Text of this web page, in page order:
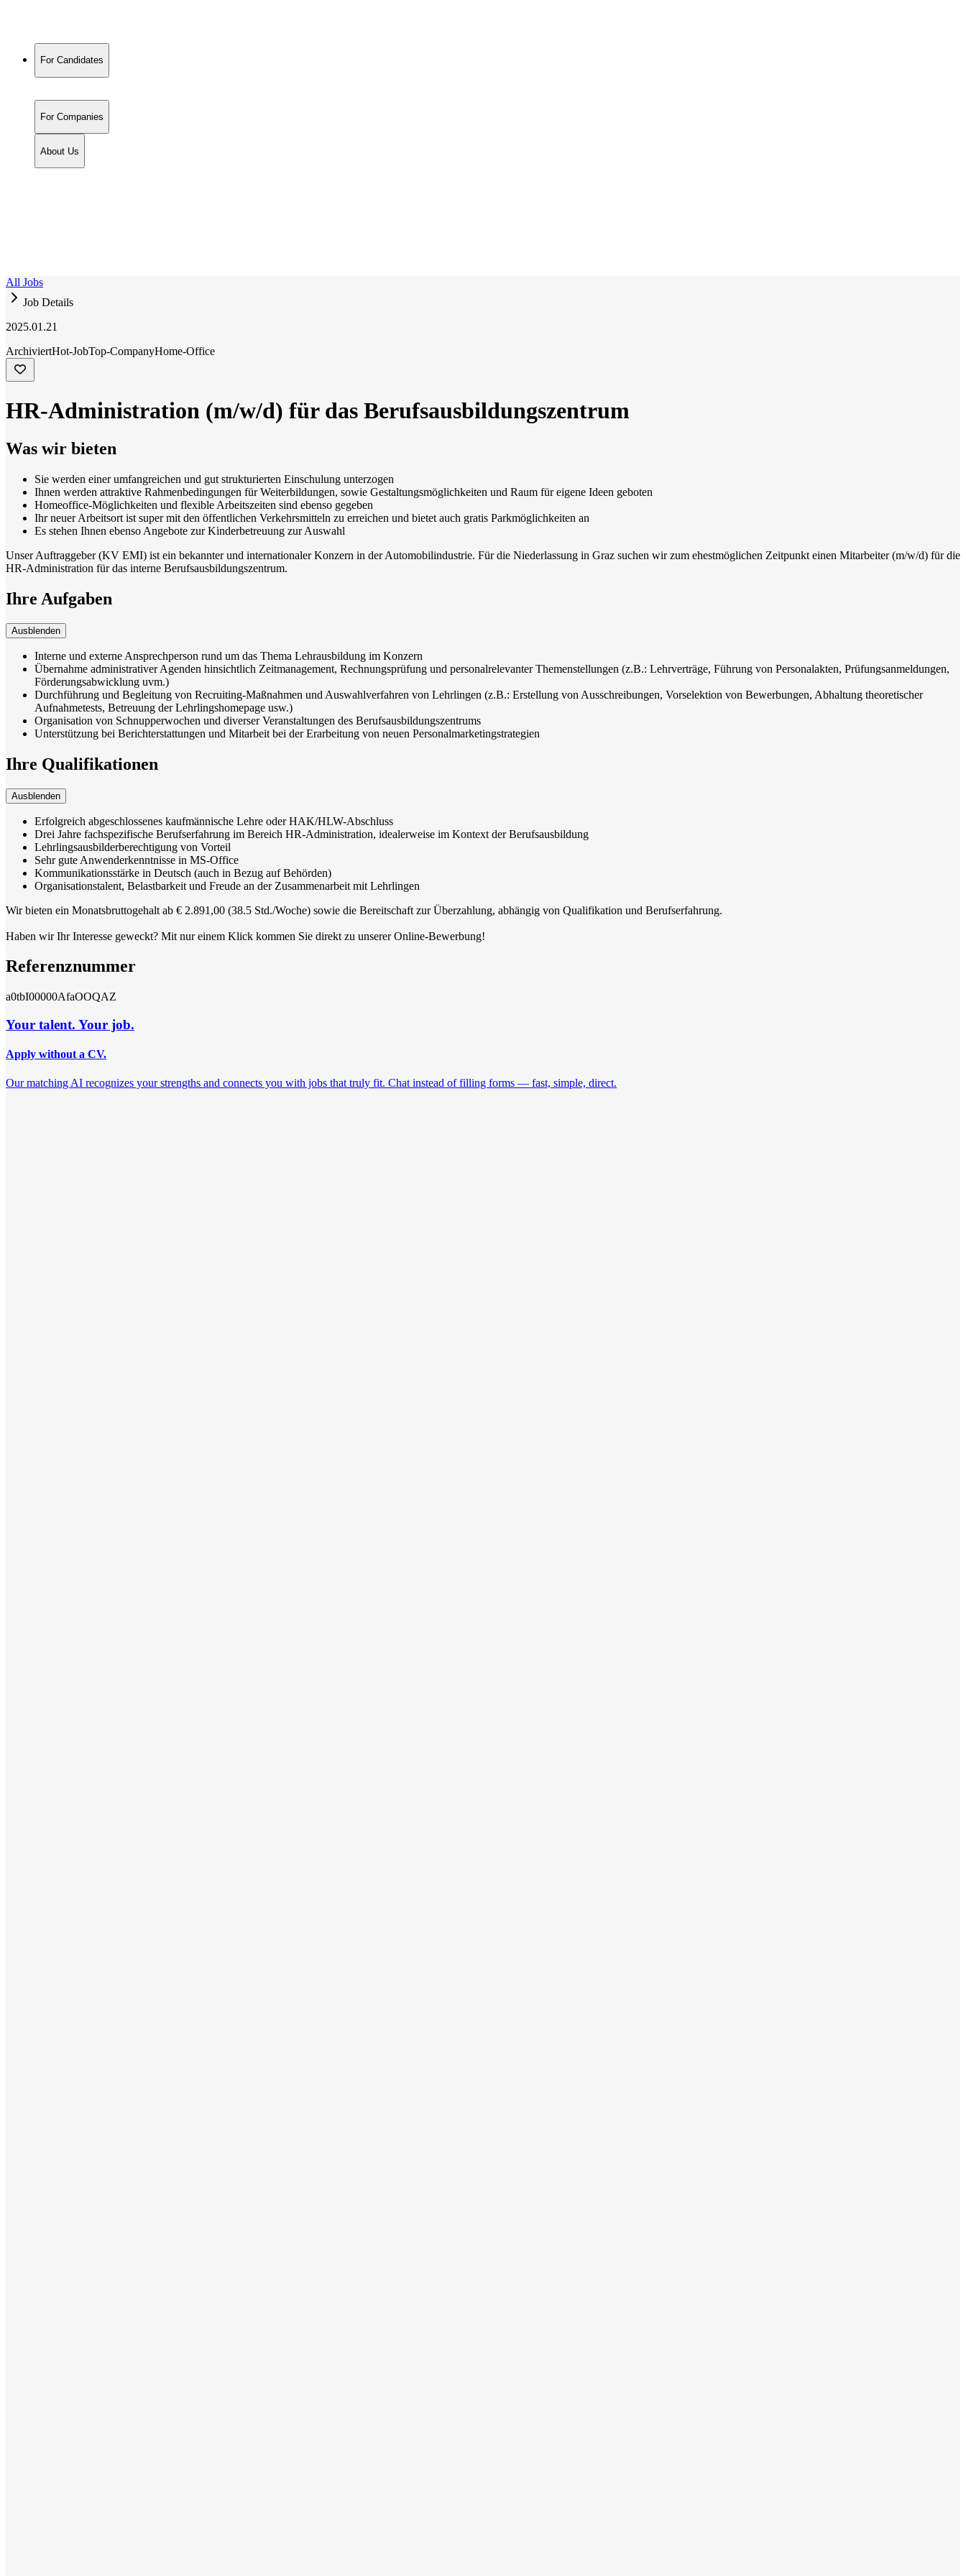
For Candidates
For Companies
About Us
All Jobs
Job Details
2025.01.21
ArchiviertHot-JobTop-CompanyHome-Office
HR-Administration (m/w/d) für das Berufsausbildungszentrum
Was wir bieten
Sie werden einer umfangreichen und gut strukturierten Einschulung unterzogen
Ihnen werden attraktive Rahmenbedingungen für Weiterbildungen, sowie Gestaltungsmöglichkeiten und Raum für eigene Ideen geboten
Homeoffice-Möglichkeiten und flexible Arbeitszeiten sind ebenso gegeben
Ihr neuer Arbeitsort ist super mit den öffentlichen Verkehrsmitteln zu erreichen und bietet auch gratis Parkmöglichkeiten an
Es stehen Ihnen ebenso Angebote zur Kinderbetreuung zur Auswahl
Unser Auftraggeber (KV EMI) ist ein bekannter und internationaler Konzern in der Automobilindustrie. Für die Niederlassung in Graz suchen wir zum ehestmöglichen Zeitpunkt einen Mitarbeiter (m/w/d) für die
HR-Administration für das interne Berufsausbildungszentrum.
Ihre Aufgaben
Ausblenden
Interne und externe Ansprechperson rund um das Thema Lehrausbildung im Konzern
Übernahme administrativer Agenden hinsichtlich Zeitmanagement, Rechnungsprüfung und personalrelevanter Themenstellungen (z.B.: Lehrverträge, Führung von Personalakten, Prüfungsanmeldungen,
Förderungsabwicklung uvm.)
Durchführung und Begleitung von Recruiting-Maßnahmen und Auswahlverfahren von Lehrlingen (z.B.: Erstellung von Ausschreibungen, Vorselektion von Bewerbungen, Abhaltung theoretischer
Aufnahmetests, Betreuung der Lehrlingshomepage usw.)
Organisation von Schnupperwochen und diverser Veranstaltungen des Berufsausbildungszentrums
Unterstützung bei Berichterstattungen und Mitarbeit bei der Erarbeitung von neuen Personalmarketingstrategien
Ihre Qualifikationen
Ausblenden
Erfolgreich abgeschlossenes kaufmännische Lehre oder HAK/HLW-Abschluss
Drei Jahre fachspezifische Berufserfahrung im Bereich HR-Administration, idealerweise im Kontext der Berufsausbildung
Lehrlingsausbilderberechtigung von Vorteil
Sehr gute Anwenderkenntnisse in MS-Office
Kommunikationsstärke in Deutsch (auch in Bezug auf Behörden)
Organisationstalent, Belastbarkeit und Freude an der Zusammenarbeit mit Lehrlingen
Wir bieten ein Monatsbruttogehalt ab € 2.891,00 (38.5 Std./Woche) sowie die Bereitschaft zur Überzahlung, abhängig von Qualifikation und Berufserfahrung.
Haben wir Ihr Interesse geweckt? Mit nur einem Klick kommen Sie direkt zu unserer Online-Bewerbung!
Referenznummer
a0tbI00000AfaOOQAZ
Your talent. Your job.
Apply without a CV.
Our matching AI recognizes your strengths and connects you with jobs that truly fit. Chat instead of filling forms — fast, simple, direct.